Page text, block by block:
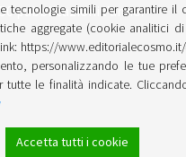
pubblicazioni l’anno.
tecnologie simili per garantire
aggregate (cookie analitici
https://
personalizzando le tue
le finalità indicate.
Accetta tutti i cookie